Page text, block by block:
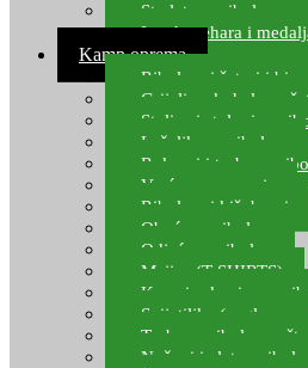
Starlete za ribolov
Izrada pehara i
Kamp oprema
Ribolovni šatori i bivvy
Grijalice, kuhala za
Stolice i stolovi za
Ležaljke za ribolov
Ruksaci i torbe za
Vreće za spavanje
Ribolovni kišobrani
Obuća za ribolov
Odjeća za ribolov
Majice (T-SHIRTS)
Kape i rukavice za
Svijetiljke (naglavne,
Torbe za ribolovne
Noževi i alat za ribolov